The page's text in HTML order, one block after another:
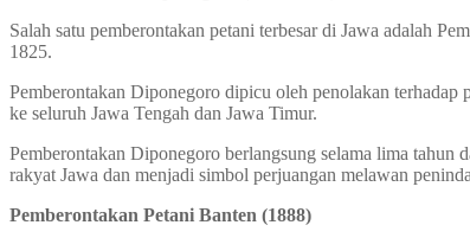
Salah satu pemberontakan petani terbesar di Jawa adalah
1825.
Pemberontakan Diponegoro dipicu oleh penolakan
ke seluruh Jawa Tengah dan Jawa Timur.
Pemberontakan Diponegoro berlangsung selama lima
rakyat Jawa dan menjadi simbol perjuangan melawan
Pemberontakan Petani Banten (1888)